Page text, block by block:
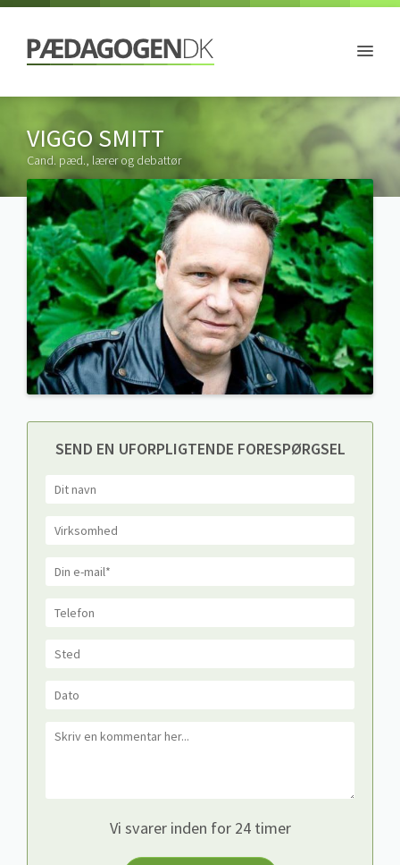
VIGGO SMITT
Cand. pæd., lærer og debattør
SEND EN UFORPLIGTENDE FORESPØRGSEL
Vi svarer inden for 24 timer